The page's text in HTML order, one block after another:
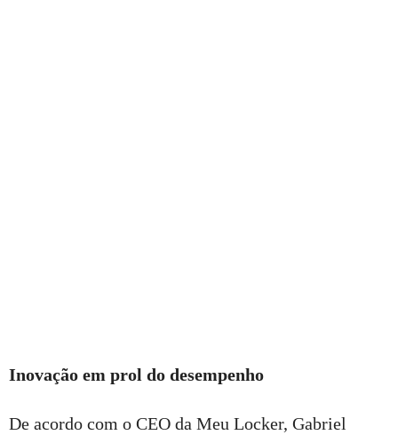
Inovação em prol do desempenho
De acordo com o CEO da Meu Locker, Gabriel